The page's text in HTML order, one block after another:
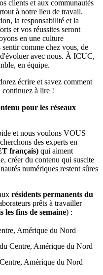
clients et aux communautés
à notre lieu de travail.
la responsabilité et la
et vos réussites seront
en une culture
comme chez vous, de
avec nous. À ICUC,
en équipe.
écrire et savez comment
continuez à lire !
pour les réseaux
et nous voulons VOUS
des experts en
français) qui aiment
créer du contenu qui suscite
numériques restent sûres
résidents permanents du
prêts à travailler
les fins de semaine) :
Amérique du Nord
Centre, Amérique du Nord
Amérique du Nord